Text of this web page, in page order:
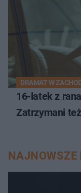
DRAMAT W
16-latek z
Zatrzymani
NAJNOWSZE